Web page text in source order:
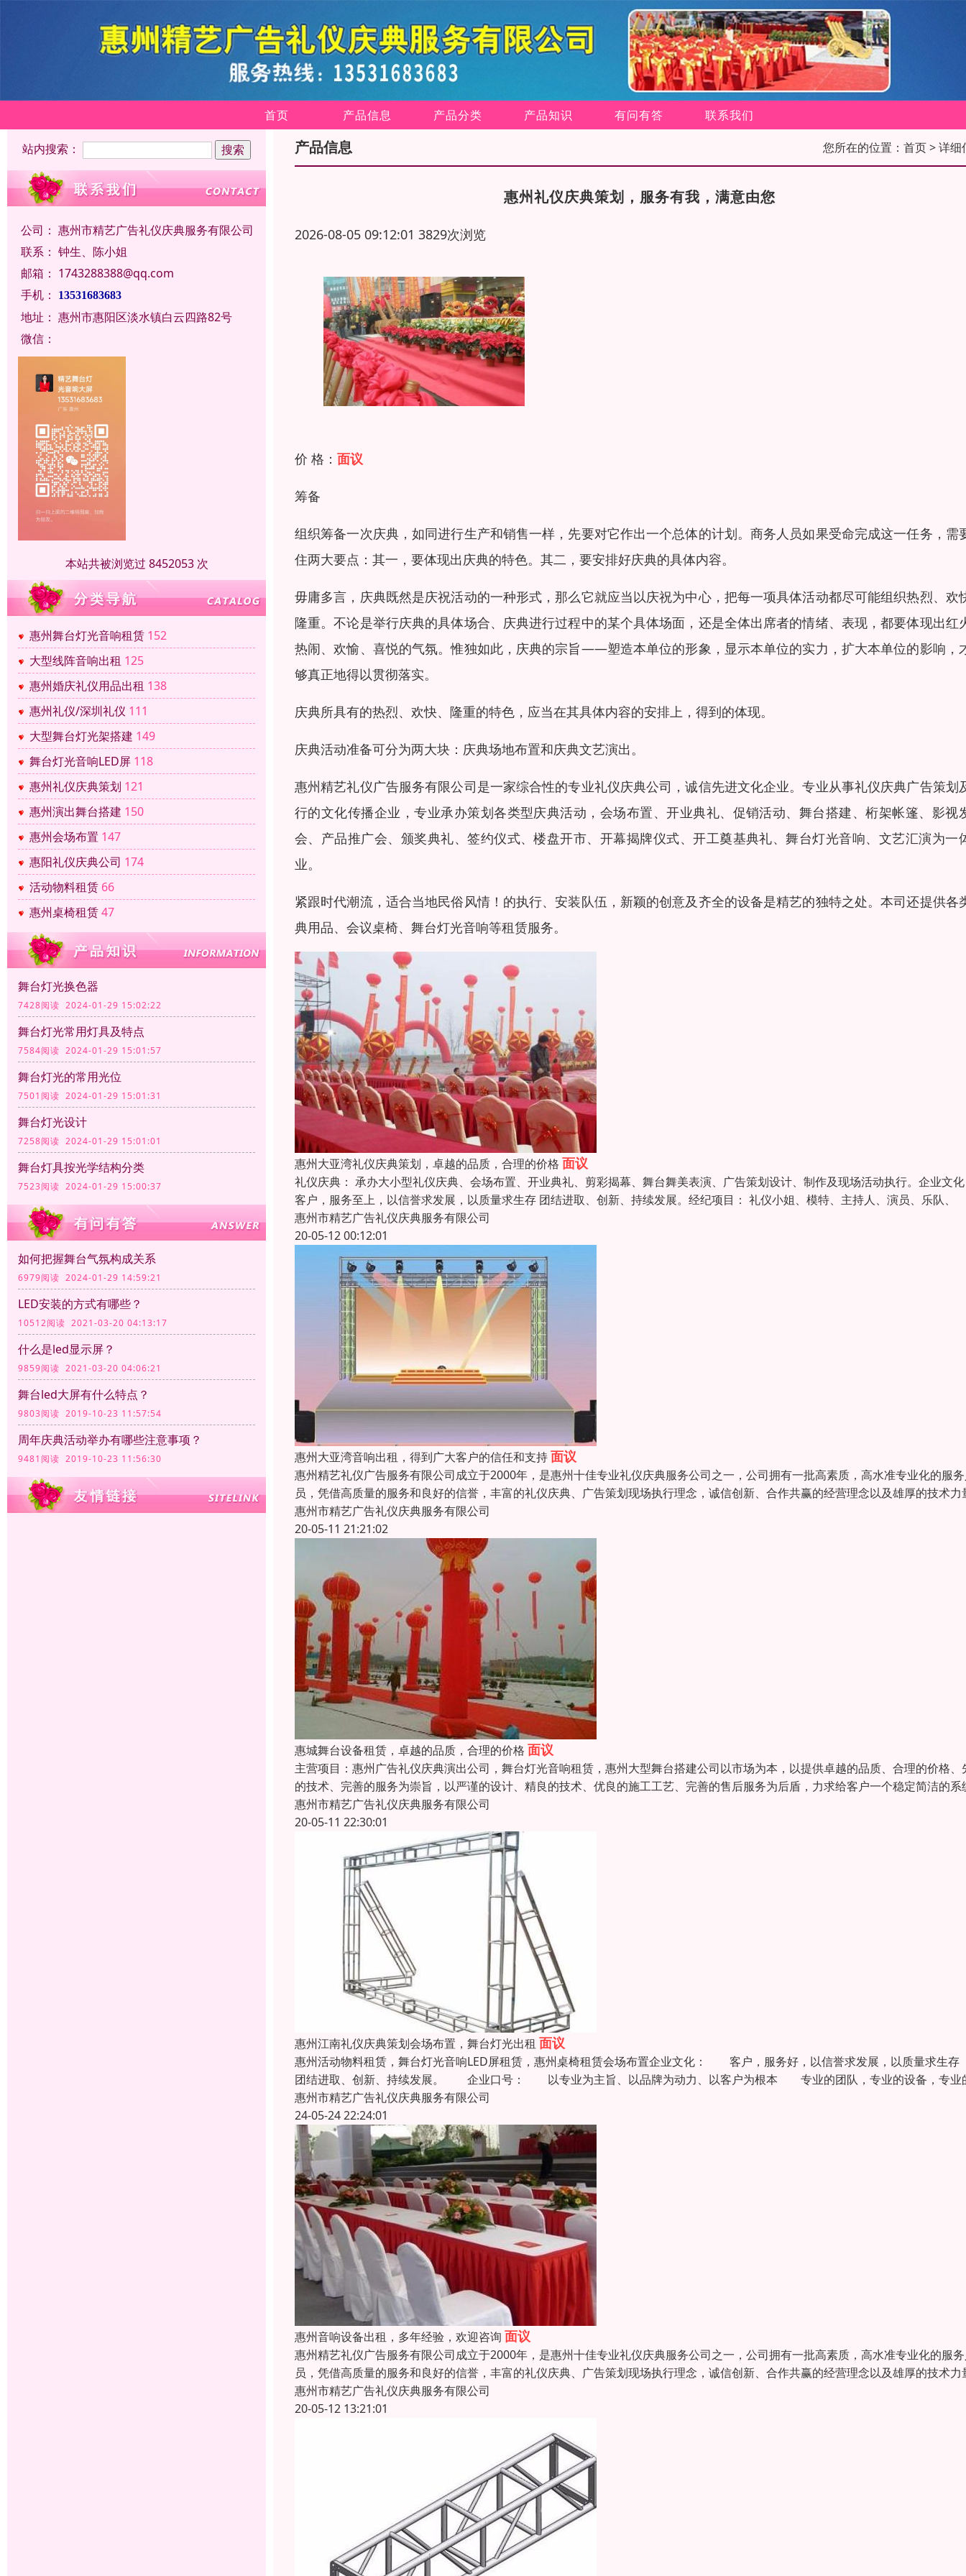
首页 产品信息 产品分类 产品知识 有问有答 联系我们
站内搜索：
公司： 惠州市精艺广告礼仪庆典服务有限公司
联系： 钟生、陈小姐
邮箱： 1743288388@qq.com
手机：
13531683683
地址： 惠州市惠阳区淡水镇白云四路82号
微信：
本站共被浏览过 8452053 次
惠州舞台灯光音响租赁 152
大型线阵音响出租 125
惠州婚庆礼仪用品出租 138
惠州礼仪/深圳礼仪 111
大型舞台灯光架搭建 149
舞台灯光音响LED屏 118
惠州礼仪庆典策划 121
惠州演出舞台搭建 150
惠州会场布置 147
惠阳礼仪庆典公司 174
活动物料租赁 66
惠州桌椅租赁47
舞台灯光换色器
7428阅读 2024-01-29 15:02:22
舞台灯光常用灯具及特点
7584阅读 2024-01-29 15:01:57
舞台灯光的常用光位
7501阅读 2024-01-29 15:01:31
舞台灯光设计
7258阅读 2024-01-29 15:01:01
舞台灯具按光学结构分类
7523阅读 2024-01-29 15:00:37
如何把握舞台气氛构成关系
6979阅读 2024-01-29 14:59:21
LED安装的方式有哪些？
10512阅读 2021-03-20 04:13:17
什么是led显示屏？
9859阅读 2021-03-20 04:06:21
舞台led大屏有什么特点？
9803阅读 2019-10-23 11:57:54
周年庆典活动举办有哪些注意事项？
9481阅读 2019-10-23 11:56:30
产品信息 您所在的位置： 首页> 详细
惠州礼仪庆典策划，服务有我，满意由您
2026-08-05 09:12:01 3829次浏览
价 格： 面议
筹备
组织筹备一次庆典，如同进行生产和销售一样，先要对它作出一个总体的计划。商务人员如果受命完成这一任务，需
住两大要点：其一，要体现出庆典的特色。其二，要安排好庆典的具体内容。
毋庸多言，庆典既然是庆祝活动的一种形式，那么它就应当以庆祝为中心，把每一项具体活动都尽可能组织热烈、欢
隆重。不论是举行庆典的具体场合、庆典进行过程中的某个具体场面，还是全体出席者的情绪、表现，都要体现出红
热闹、欢愉、喜悦的气氛。惟独如此，庆典的宗旨——塑造本单位的形象，显示本单位的实力，扩大本单位的影响，
够真正地得以贯彻落实。
庆典所具有的热烈、欢快、隆重的特色，应当在其具体内容的安排上，得到的体现。
庆典活动准备可分为两大块：庆典场地布置和庆典文艺演出。
惠州精艺礼仪广告服务有限公司是一家综合性的专业礼仪庆典公司，诚信先进文化企业。专业从事礼仪庆典广告策划
行的文化传播企业，专业承办策划各类型庆典活动，会场布置、开业典礼、促销活动、舞台搭建、桁架帐篷、影视
会、产品推广会、颁奖典礼、签约仪式、楼盘开市、开幕揭牌仪式、开工奠基典礼、舞台灯光音响、文艺汇演为一
业。
紧跟时代潮流，适合当地民俗风情！的执行、安装队伍，新颖的创意及齐全的设备是精艺的独特之处。本司还提供各
典用品、会议桌椅、舞台灯光音响等租赁服务。
惠州大亚湾礼仪庆典策划，卓越的品质，合理的价格 面议
礼仪庆典： 承办大小型礼仪庆典、会场布置、开业典礼、剪彩揭幕、舞台舞美表演、广告策划设计、制作及现场活动执行。企业文
客户，服务至上，以信誉求发展，以质量求生存 团结进取、创新、持续发展。经纪项目： 礼仪小姐、模特、主持人、演员、乐队、
惠州市精艺广告礼仪庆典服务有限公司
20-05-12 00:12:01
惠州大亚湾音响出租，得到广大客户的信任和支持面议
惠州精艺礼仪广告服务有限公司成立于2000年，是惠州十佳专业礼仪庆典服务公司之一，公司拥有一批高素质，高水准专业化的服
员，凭借高质量的服务和良好的信誉，丰富的礼仪庆典、广告策划现场执行理念，诚信创新、合作共赢的经营理念以及雄厚的技术力
惠州市精艺广告礼仪庆典服务有限公司
20-05-11 21:21:02
惠城舞台设备租赁，卓越的品质，合理的价格 面议
主营项目：惠州广告礼仪庆典演出公司，舞台灯光音响租赁，惠州大型舞台搭建公司以市场为本，以提供卓越的品质、合理的价格、
的技术、完善的服务为崇旨，以严谨的设计、精良的技术、优良的施工工艺、完善的售后服务为后盾，力求给客户一个稳定简洁的系
惠州市精艺广告礼仪庆典服务有限公司
20-05-11 22:30:01
惠州江南礼仪庆典策划会场布置，舞台灯光出租 面议
惠州活动物料租赁，舞台灯光音响LED屏租赁，惠州桌椅租赁会场布置企业文化： 客户，服务好，以信誉求发展，以质量求
团结进取、创新、持续发展。 企业口号： 以专业为主旨、以品牌为动力、以客户为根本 专业的团队，专业的设备，专业
惠州市精艺广告礼仪庆典服务有限公司
24-05-24 22:24:01
惠州音响设备出租，多年经验，欢迎咨询 面议
惠州精艺礼仪广告服务有限公司成立于2000年，是惠州十佳专业礼仪庆典服务公司之一，公司拥有一批高素质，高水准专业化的服
员，凭借高质量的服务和良好的信誉，丰富的礼仪庆典、广告策划现场执行理念，诚信创新、合作共赢的经营理念以及雄厚的技术力
惠州市精艺广告礼仪庆典服务有限公司
20-05-12 13:21:01